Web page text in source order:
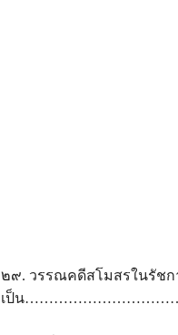
๒๙. วรรณคดีสโมสรในรัชก
เป็น